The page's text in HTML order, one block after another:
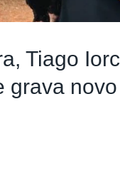
Tiago Iorc
grava novo